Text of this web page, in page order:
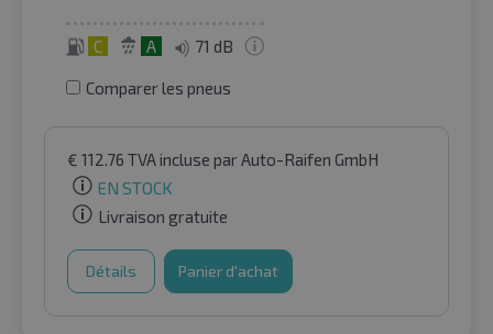
C A 71 dB
Comparer les pneus
€ 112.76 TVA incluse par Auto-Raifen GmbH
EN STOCK
Livraison gratuite
Détails Panier d'achat